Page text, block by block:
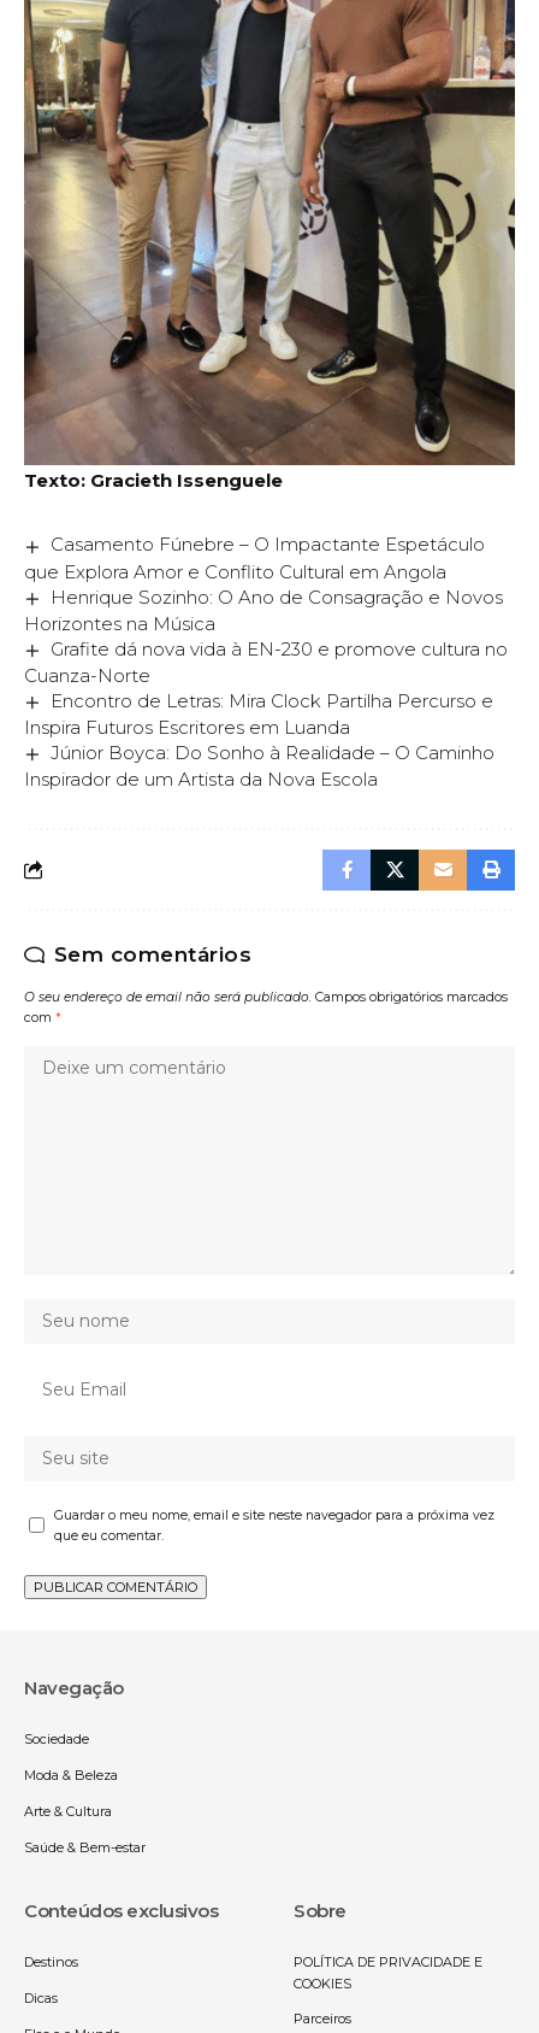
Texto: Gracieth Issenguele
Casamento Fúnebre – O Impactante Espetáculo
que Explora Amor e Conflito Cultural em Angola
Henrique Sozinho: O Ano de Consagração e Novos
Horizontes na Música
Grafite dá nova vida à EN-230 e promove cultura no
Cuanza-Norte
Encontro de Letras: Mira Clock Partilha Percurso e
Inspira Futuros Escritores em Luanda
Júnior Boyca: Do Sonho à Realidade – O Caminho
Inspirador de um Artista da Nova Escola
Sem comentários
O seu endereço de email não será publicado. Campos obrigatórios marcados
com *
Guardar o meu nome, email e site neste navegador para a próxima vez
que eu comentar.
Navegação
Sociedade
Moda & Beleza
Arte & Cultura
Saúde & Bem-estar
Conteúdos exclusivos
Destinos
Dicas
Sobre
POLÍTICA DE PRIVACIDADE E
COOKIES
Parceiros